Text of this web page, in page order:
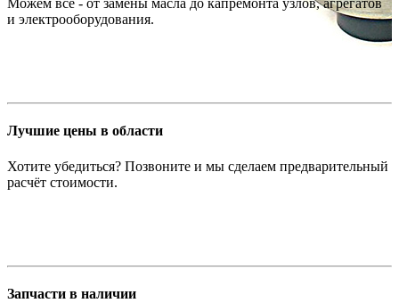
Можем всё - от замены масла до капремонта узлов, агрегатов
и электрооборудования.
Лучшие цены в области
Хотите убедиться? Позвоните и мы сделаем предварительный
расчёт стоимости.
Запчасти в наличии